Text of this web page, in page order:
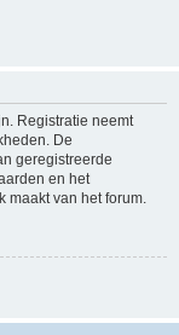
Registratie neemt
De
geregistreerde
en het
van het forum.